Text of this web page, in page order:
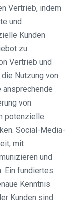
Vertrieb, indem
und
Kunden
zu
Vertrieb und
Nutzung von
ansprechende
von
potenzielle
Social-Media-
mit
und
Ein fundiertes
Kenntnis
Kunden sind